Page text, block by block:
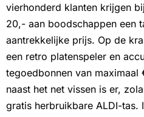
vierhonderd klanten krijgen
20,- aan boodschappen een
aantrekkelijke prijs. Op de
een retro platenspeler en
tegoedbonnen van
naast het net vissen is er,
gratis herbruikbare ALDI-tas.